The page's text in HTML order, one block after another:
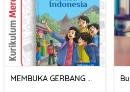
MEMBUKA GERBANG DUNIA (FIKSI DAN NONFIKSI)